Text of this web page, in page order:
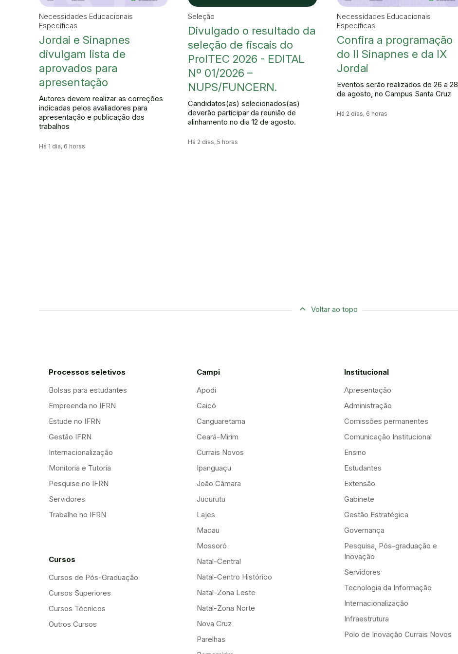
Necessidades Educacionais
Específicas
Jordai e Sinapnes
divulgam lista de
aprovados para
apresentação
Autores devem realizar as correções
indicadas pelos avaliadores para
apresentação e publicação dos
trabalhos
Há 1 dia, 6 horas
Seleção
Divulgado o resultado da
seleção de fiscais do
ProITEC 2026 - EDITAL
Nº 01/2026 –
NUPS/FUNCERN.
Candidatos(as) selecionados(as)
deverão participar da reunião de
alinhamento no dia 12 de agosto.
Há 2 dias, 5 horas
Necessidades Educacionais
Específicas
Confira a programação
do II Sinapnes e da IX
Jordai
Eventos serão realizados de 26 a 28
de agosto, no Campus Santa Cruz
Há 2 dias, 6 horas
Voltar ao topo
Processos seletivos
Bolsas para estudantes
Empreenda no IFRN
Estude no IFRN
Gestão IFRN
Internacionalização
Monitoria e Tutoria
Pesquise no IFRN
Servidores
Trabalhe no IFRN
Cursos
Cursos de Pós-Graduação
Cursos Superiores
Cursos Técnicos
Outros Cursos
Campi
Apodi
Caicó
Canguaretama
Ceará-Mirim
Currais Novos
Ipanguaçu
João Câmara
Jucurutu
Lajes
Macau
Mossoró
Natal-Central
Natal-Centro Histórico
Natal-Zona Leste
Natal-Zona Norte
Nova Cruz
Parelhas
Institucional
Apresentação
Administração
Comissões permanentes
Comunicação Institucional
Ensino
Estudantes
Extensão
Gabinete
Gestão Estratégica
Governança
Pesquisa, Pós-graduação e
Inovação
Servidores
Tecnologia da Informação
Internacionalização
Infraestrutura
Polo de Inovação Currais Novos